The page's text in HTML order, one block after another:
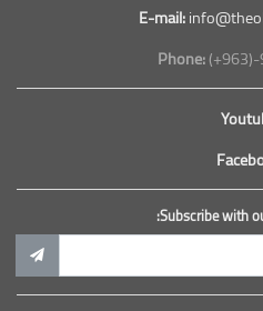
E-mail:
Phone:
Subscribe with